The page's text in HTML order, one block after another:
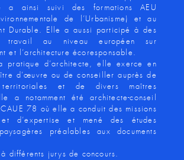
a ainsi suivi des formations AEU
de l’Urbanisme) et au
Durable. Elle a aussi participé à des
travail au niveau européen sur
et l’architecture écoresponsable.
pratique d’architecte, elle exerce en
d’œuvre ou de conseiller auprès de
territoriales et de divers maîtres
a notamment été architecte-conseil
78 où elle a conduit des missions
d’expertise et mené des études
préalables aux documents
différents jurys de concours.